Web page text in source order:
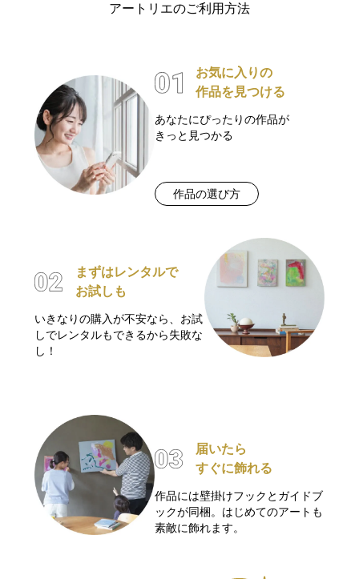
アートリエのご利用方法
お気に入りの
作品を見つける
あなたにぴったりの作品が
きっと見つかる
作品の選び方
まずはレンタルで
お試しも
いきなりの購入が不安なら、お試
しでレンタルもできるから失敗な
し！
届いたら
すぐに飾れる
作品には壁掛けフックとガイドブ
ックが同梱。はじめてのアートも
素敵に飾れます。